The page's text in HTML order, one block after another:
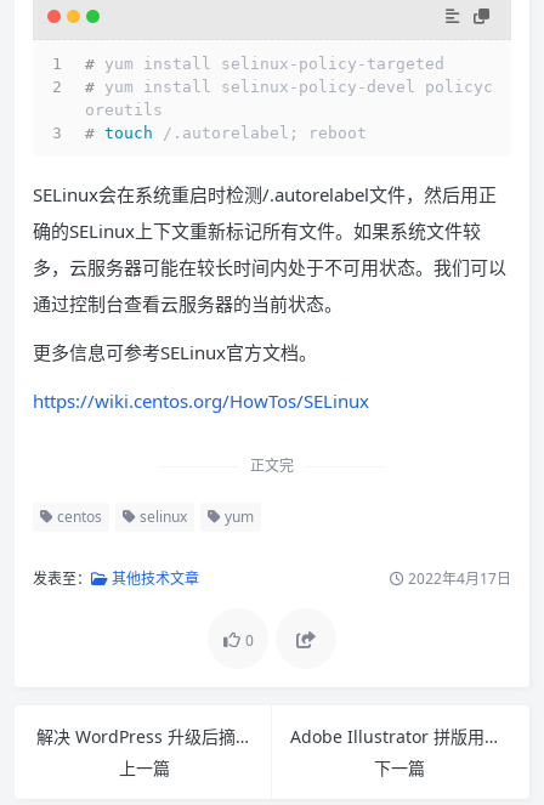
# yum install selinux-policy-targeted
# yum install selinux-policy-devel policyc
oreutils
# touch /.autorelabel; reboot
SELinux会在系统重启时检测/.autorelabel文件，然后用正
确的SELinux上下文重新标记所有文件。如果系统文件较
多，云服务器可能在较长时间内处于不可用状态。我们可以
通过控制台查看云服务器的当前状态。
更多信息可参考SELinux官方文档。
https://wiki.centos.org/HowTos/SELinux
正文完
centos selinux yum
发表至： 其他技术文章 2022年4月17日
0
解决 WordPress 升级后摘要输出全文？wp_trim_words() 失效？
上一篇
Adobe Illustrator 拼版用替换物件左上对齐脚本
下一篇